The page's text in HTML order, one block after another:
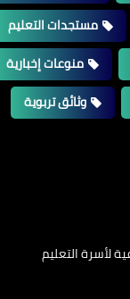
مستجدات التعليم
منوعات إخبارية
وثائق تربوية
لأسرة التعليم